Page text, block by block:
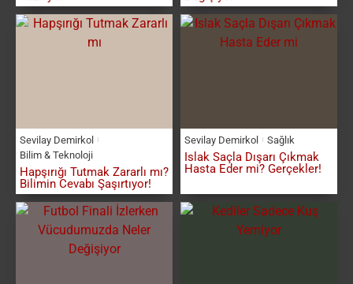
Sevilay Demirkol
Bilim & Teknoloji
Hapşırığı Tutmak Zararlı mı?
Bilimin Cevabı Şaşırtıyor!
Sevilay Demirkol Sağlık
Islak Saçla Dışarı Çıkmak
Hasta Eder mi? Gerçekler!